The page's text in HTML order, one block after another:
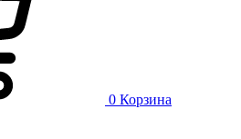
0 Корзина